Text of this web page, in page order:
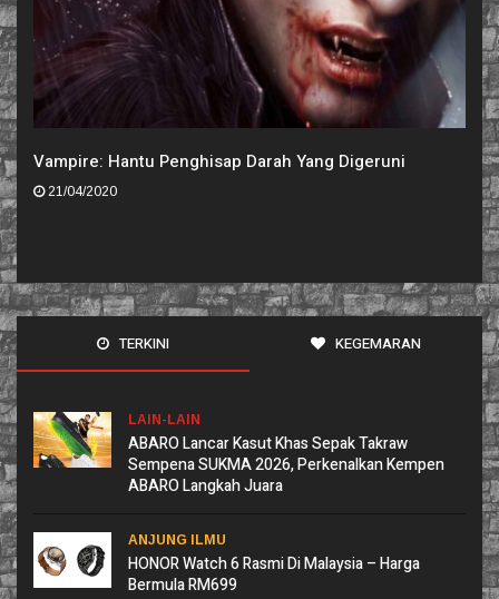
Vampire: Hantu Penghisap Darah Yang Digeruni
21/04/2020
TERKINI KEGEMARAN
LAIN-LAIN
ABARO Lancar Kasut Khas Sepak Takraw
Sempena SUKMA 2026, Perkenalkan Kempen
ABARO Langkah Juara
ANJUNG ILMU
HONOR Watch 6 Rasmi Di Malaysia – Harga
Bermula RM699